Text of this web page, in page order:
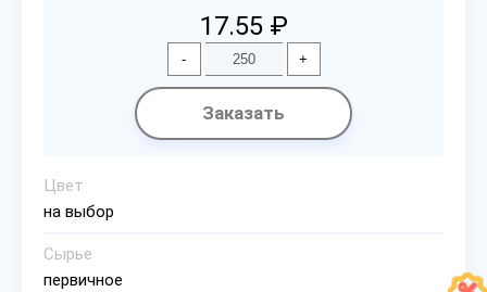
17.55 ₽
- +
Заказать
Цвет
на выбор
Сырье
первичное